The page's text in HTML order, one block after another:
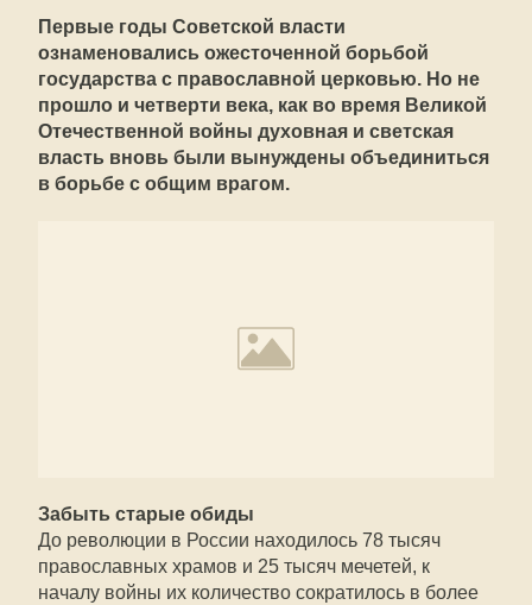
Первые годы Советской власти
ознаменовались ожесточенной борьбой
государства с православной церковью. Но не
прошло и четверти века, как во время Великой
Отечественной войны духовная и светская
власть вновь были вынуждены объединиться
в борьбе с общим врагом.
Забыть старые обиды
До революции в России находилось 78 тысяч
православных храмов и 25 тысяч мечетей, к
началу войны их количество сократилось в более